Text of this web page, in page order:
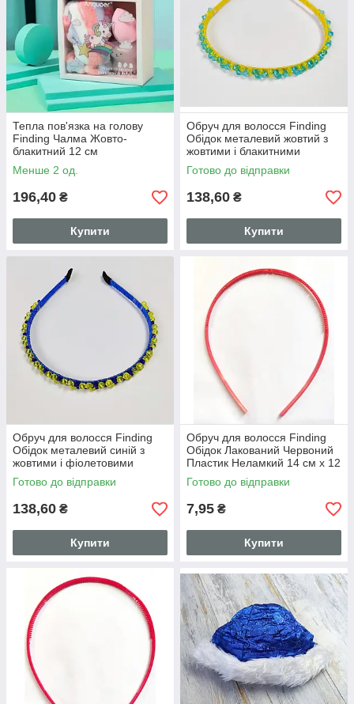
Тепла пов'язка на голову
Finding Чалма Жовто-
блакитний 12 см
Менше 2 од.
196,40 ₴
Купити
Обруч для волосся Finding
Обідок металевий жовтий з
жовтими і блакитними
намистинами
Готово до відправки
138,60 ₴
Купити
Обруч для волосся Finding
Обідок металевий синій з
жовтими і фіолетовими
намистини
Готово до відправки
138,60 ₴
Купити
Обруч для волосся Finding
Обідок Лакований Червоний
Пластик Неламкий 14 см х 12
см х 0.3 см
Готово до відправки
7,95 ₴
Купити